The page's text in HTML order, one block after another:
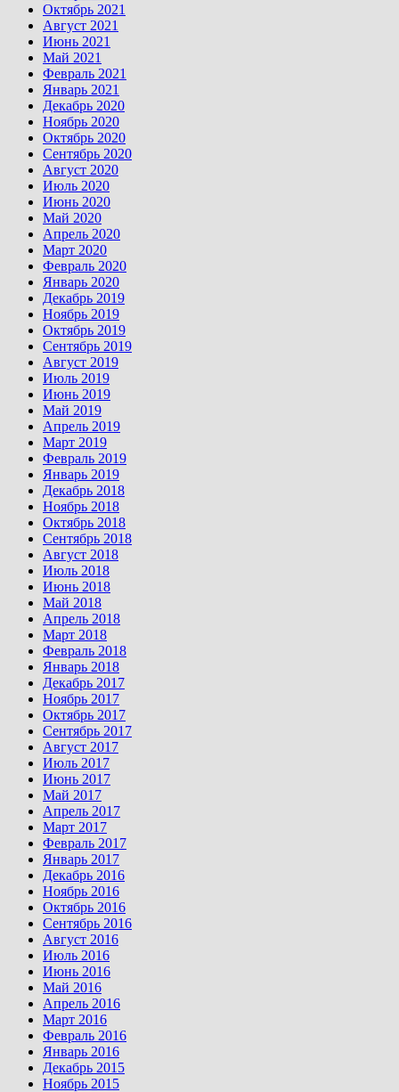
Октябрь 2021
Август 2021
Июнь 2021
Май 2021
Февраль 2021
Январь 2021
Декабрь 2020
Ноябрь 2020
Октябрь 2020
Сентябрь 2020
Август 2020
Июль 2020
Июнь 2020
Май 2020
Апрель 2020
Март 2020
Февраль 2020
Январь 2020
Декабрь 2019
Ноябрь 2019
Октябрь 2019
Сентябрь 2019
Август 2019
Июль 2019
Июнь 2019
Май 2019
Апрель 2019
Март 2019
Февраль 2019
Январь 2019
Декабрь 2018
Ноябрь 2018
Октябрь 2018
Сентябрь 2018
Август 2018
Июль 2018
Июнь 2018
Май 2018
Апрель 2018
Март 2018
Февраль 2018
Январь 2018
Декабрь 2017
Ноябрь 2017
Октябрь 2017
Сентябрь 2017
Август 2017
Июль 2017
Июнь 2017
Май 2017
Апрель 2017
Март 2017
Февраль 2017
Январь 2017
Декабрь 2016
Ноябрь 2016
Октябрь 2016
Сентябрь 2016
Август 2016
Июль 2016
Июнь 2016
Май 2016
Апрель 2016
Март 2016
Февраль 2016
Январь 2016
Декабрь 2015
Ноябрь 2015